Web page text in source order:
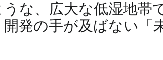
な、広大な低湿地帯
発の手が及ばない「